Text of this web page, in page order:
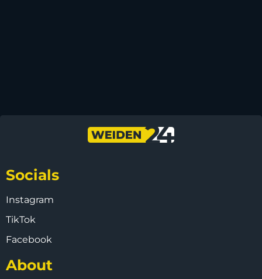
Socials
Instagram
TikTok
Facebook
About